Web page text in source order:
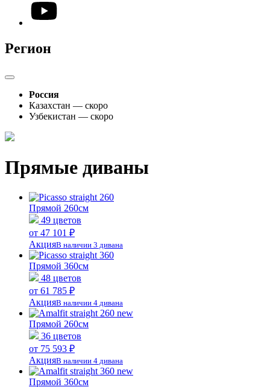
Регион
Россия
Казахстан — скоро
Узбекистан — скоро
Прямые диваны
Прямой 260см
49 цветов
от 47 101 ₽
АкцияВ наличии 3 дивана
Прямой 360см
48 цветов
от 61 785 ₽
АкцияВ наличии 4 дивана
Прямой 260см
36 цветов
от 75 593 ₽
АкцияВ наличии 4 дивана
Прямой 360см